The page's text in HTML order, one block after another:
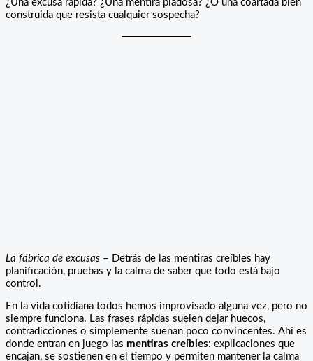
¿Una excusa rápida? ¿Una mentira piadosa? ¿O una coartada bien
construida que resista cualquier sospecha?
La fábrica de excusas – Detrás de las mentiras creíbles hay
planificación, pruebas y la calma de saber que todo está bajo
control.
En la vida cotidiana todos hemos improvisado alguna vez, pero no
siempre funciona. Las frases rápidas suelen dejar huecos,
contradicciones o simplemente suenan poco convincentes. Ahí es
donde entran en juego las mentiras creíbles: explicaciones que
encajan, se sostienen en el tiempo y permiten mantener la calma